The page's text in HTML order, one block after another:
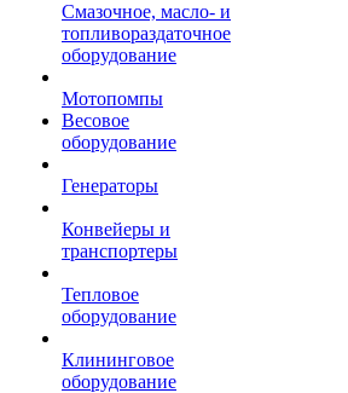
Смазочное, масло- и
топливораздаточное
оборудование
Мотопомпы
Весовое
оборудование
Генераторы
Конвейеры и
транспортеры
Тепловое
оборудование
Клининговое
оборудование